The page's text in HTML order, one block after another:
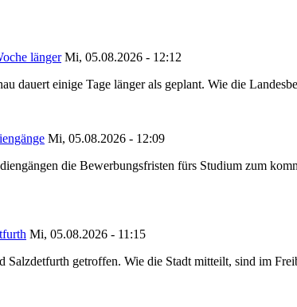
länger Mi, 05.08.2026 - 12:12
dauert einige Tage länger als geplant. Wie die
Mi, 05.08.2026 - 12:09
die Bewerbungsfristen fürs Studium zum
Mi, 05.08.2026 - 11:15
getroffen. Wie die Stadt mitteilt, sind im